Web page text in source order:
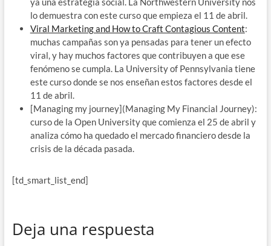
lo demuestra con este curso que empieza el 11 de abril.
Viral Marketing and How to Craft Contagious Content:
muchas campañas son ya pensadas para tener un efecto
viral, y hay muchos factores que contribuyen a que ese
fenómeno se cumpla. La University of Pennsylvania tiene
este curso donde se nos enseñan estos factores desde el
11 de abril.
[Managing my journey](Managing My Financial Journey):
curso de la Open University que comienza el 25 de abril y
analiza cómo ha quedado el mercado financiero desde la
crisis de la década pasada.
[td_smart_list_end]
Deja una respuesta